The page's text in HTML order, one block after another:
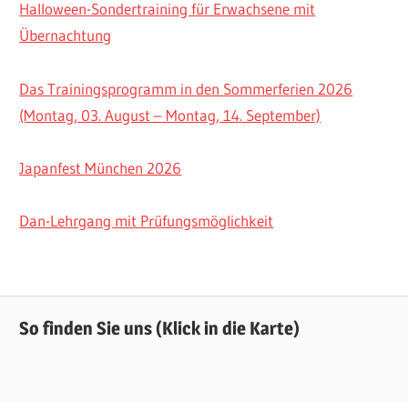
Halloween-Sondertraining für Erwachsene mit
Übernachtung
Das Trainingsprogramm in den Sommerferien 2026
(Montag, 03. August – Montag, 14. September)
Japanfest München 2026
Dan-Lehrgang mit Prüfungsmöglichkeit
So finden Sie uns (Klick in die Karte)